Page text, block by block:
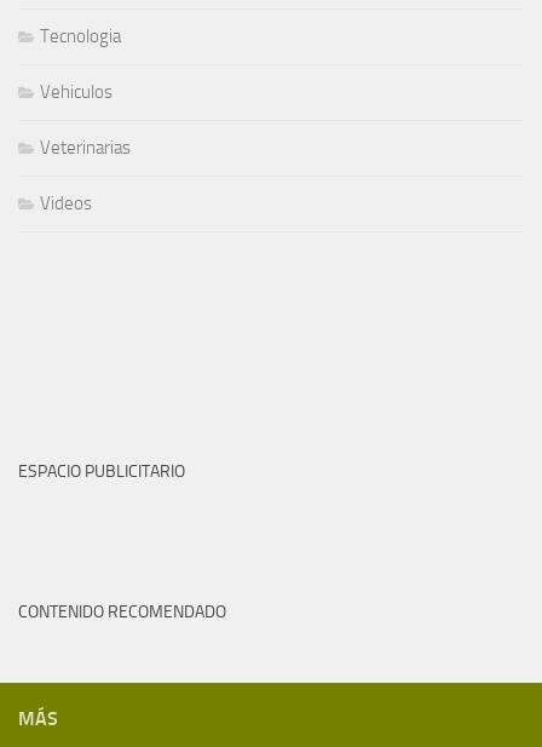
Tecnologia
Vehiculos
Veterinarias
Videos
ESPACIO PUBLICITARIO
CONTENIDO RECOMENDADO
MÁS